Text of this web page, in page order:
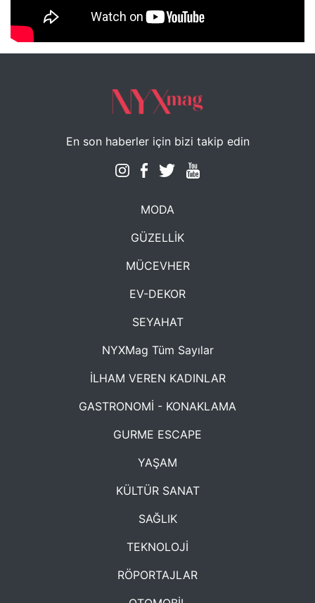
NYXmag 2. Yaş Kutlama Etkinliği
En son haberler için bizi takip edin
MODA
GÜZELLİK
MÜCEVHER
EV-DEKOR
SEYAHAT
NYXMag Tüm Sayılar
İLHAM VEREN KADINLAR
GASTRONOMİ - KONAKLAMA
GURME ESCAPE
YAŞAM
KÜLTÜR SANAT
SAĞLIK
TEKNOLOJİ
RÖPORTAJLAR